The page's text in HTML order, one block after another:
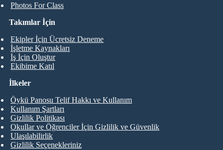
Photos For Class
Takımlar İçin
Ekipler İçin Ücretsiz Deneme
İşletme Kaynakları
İş İçin Oluştur
Ekibime Katıl
İlkeler
Öykü Panosu Telif Hakkı ve Kullanım
Kullanım Şartları
Gizlilik Politikası
Okullar ve Öğrenciler İçin Gizlilik ve Güvenlik
Ulaşılabilirlik
Gizlilik Seçenekleriniz